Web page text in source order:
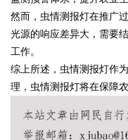
!
然而，虫情测报灯在推广
光源的响应差异大，需要
工作。
综上所述，虫情测报灯作
理，虫情测报灯将在保障